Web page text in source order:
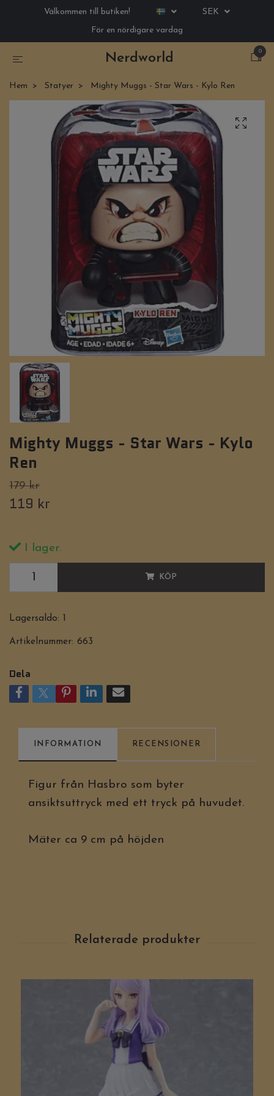
Välkommen till butiken!
SEK
För en nördigare vardag
Nerdworld
0
Hem Statyer Mighty Muggs - Star Wars - Kylo Ren
Mighty Muggs - Star Wars - Kylo
Ren
179 kr
119 kr
I lager.
KÖP
Lagersaldo:
Artikelnummer: 663
Dela
INFORMATION RECENSIONER
Figur från Hasbro som byter
ansiktsuttryck med ett tryck på huvudet.
Mäter ca 9 cm på höjden